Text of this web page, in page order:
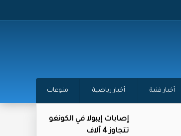
أخبار فنية أخبار رياضية منوعات
إصابات إيبولا في الكونغو
تتجاوز 4 آلاف